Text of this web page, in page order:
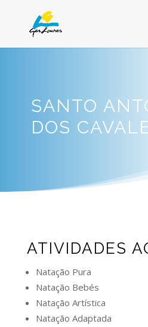
SANTO
DOS
ATIVIDADES
Natação Pura
Natação Bebés
Natação Artística
Natação Adaptada